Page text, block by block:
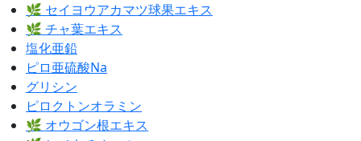
🌿 セイヨウアカマツ球果エキス
🌿 チャ葉エキス
塩化亜鉛
ピロ亜硫酸Na
グリシン
ピロクトンオラミン
🌿 オウゴン根エキス